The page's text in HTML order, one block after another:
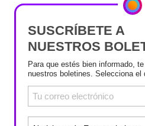
SUSCRÍBETE A
NUESTROS
Para que estés bien informado,
nuestros boletines. Selecciona el